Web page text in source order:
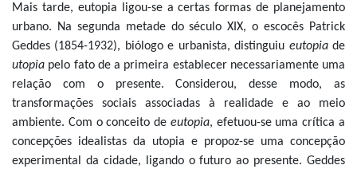
Mais tarde, eutopia ligou-se a certas formas de planejamento
urbano. Na segunda metade do século XIX, o escocês Patrick
Geddes (1854-1932), biólogo e urbanista, distinguiu eutopiade
utopia pelo fato de a primeira establecer necessariamente uma
relação com o presente. Considerou, desse modo, as
transformações sociais associadas à realidade e ao meio
ambiente. Com o conceito de eutopia, efetuou-se uma crítica a
concepções idealistas da utopia e propoz-se uma concepção
experimental da cidade, ligando o futuro ao presente. Geddes